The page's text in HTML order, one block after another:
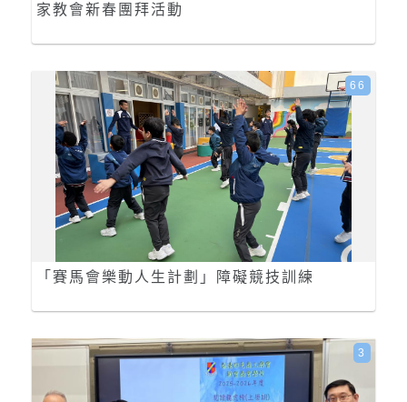
家教會新春團拜活動
「賽馬會樂動人生計劃」障礙競技訓練
66
3